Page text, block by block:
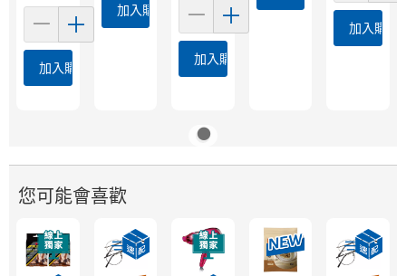
加入購物車
加入購物車
加入購物車
加入購物
您可能會喜歡